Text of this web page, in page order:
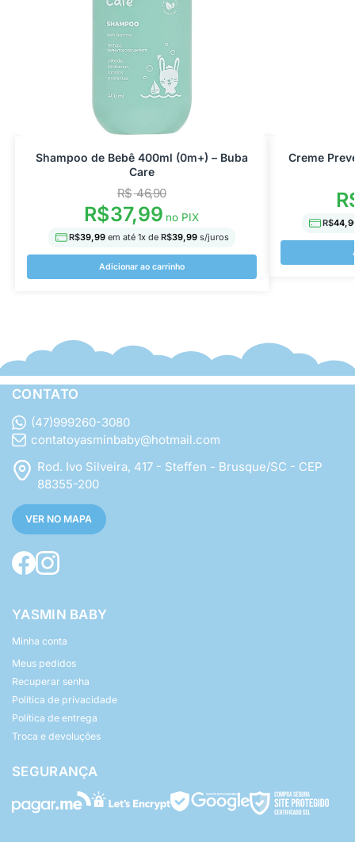
Shampoo de Bebê 400ml (0m+) – Buba
Care
R$46,90
R$37,99 no PIX
R$39,99 em até 1x de R$39,99s/juros
Adicionar ao carrinho
Creme
R$
CONTATO
(47)999260-3080
contatoyasminbaby@hotmail.com
Rod. Ivo Silveira, 417 - Steffen - Brusque/SC - CEP
88355-200
VER NO MAPA
YASMIN BABY
Minha conta
Meus pedidos
Recuperar senha
Política de privacidade
Política de entrega
Troca e devoluções
SEGURANÇA